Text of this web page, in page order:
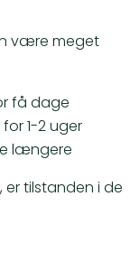
være meget
få dage
1-2 uger
længere
tilstanden i de